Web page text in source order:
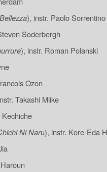
), instr. Paolo Sorrentino
Soderbergh
), instr. Roman Polanski
Ozon
Takashi Miike
Ni Naru), instr. Kore-Eda